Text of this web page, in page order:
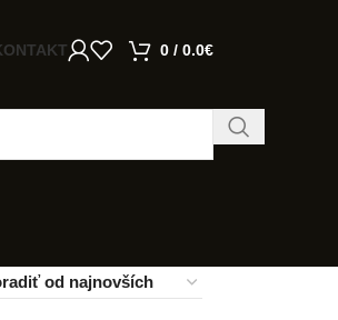
0 / 0.0€